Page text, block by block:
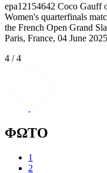
epa12154642 Coco Gauff
Women's quarterfinals
the French Open Grand
Paris, France, 04 June
4 / 4
ΦΩΤΟ
1
2